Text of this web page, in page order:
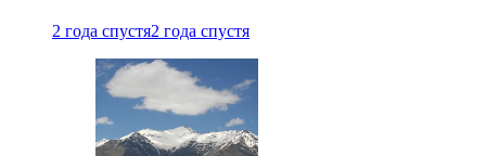
2 года спустя2 года спустя